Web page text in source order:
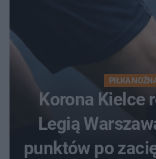
PIŁKA
Korona Kielce
Legią
punktów po